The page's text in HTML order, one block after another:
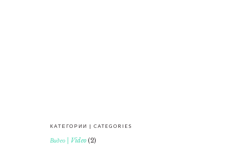
КАТЕГОРИИ | CATEGORIES
Видео | Video (2)